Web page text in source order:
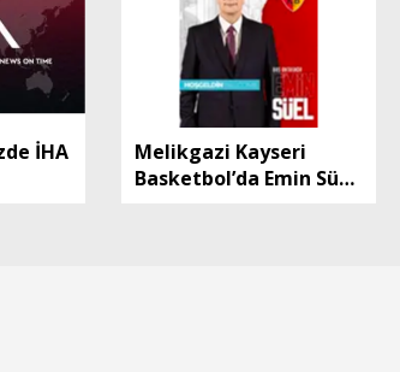
İHA
Melikgazi Kayseri
Basketbol’da Emin Süel